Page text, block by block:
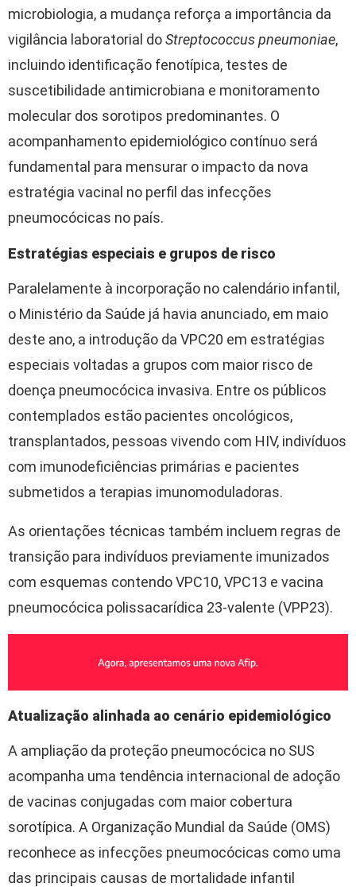
microbiologia, a mudança reforça a importância da
vigilância laboratorial doStreptococcus pneumoniae,
incluindo identificação fenotípica, testes de
suscetibilidade antimicrobiana e monitoramento
molecular dos sorotipos predominantes. O
acompanhamento epidemiológico contínuo será
fundamental para mensurar o impacto da nova
estratégia vacinal no perfil das infecções
pneumocócicas no país.
Estratégias especiais e grupos de risco
Paralelamente à incorporação no calendário infantil,
o Ministério da Saúde já havia anunciado, em maio
deste ano, a introdução da VPC20 em estratégias
especiais voltadas a grupos com maior risco de
doença pneumocócica invasiva. Entre os públicos
contemplados estão pacientes oncológicos,
transplantados, pessoas vivendo com HIV, indivíduos
com imunodeficiências primárias e pacientes
submetidos a terapias imunomoduladoras.
As orientações técnicas também incluem regras de
transição para indivíduos previamente imunizados
com esquemas contendo VPC10, VPC13 e vacina
pneumocócica polissacarídica 23-valente (VPP23).
Atualização alinhada ao cenário epidemiológico
A ampliação da proteção pneumocócica no SUS
acompanha uma tendência internacional de adoção
de vacinas conjugadas com maior cobertura
sorotípica. A Organização Mundial da Saúde (OMS)
reconhece as infecções pneumocócicas como uma
das principais causas de mortalidade infantil